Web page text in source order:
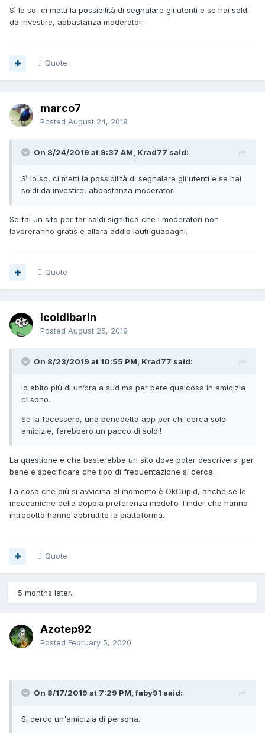
Sì lo so, ci metti la possibilità di segnalare gli utenti e se hai soldi
da investire, abbastanza moderatori
Quote
marco7
Posted August 24, 2019
On 8/24/2019 at 9:37 AM, Krad77 said:
Sì lo so, ci metti la possibilità di segnalare gli utenti e se hai
soldi da investire, abbastanza moderatori
Se fai un sito per far soldi significa che i moderatori non
lavoreranno gratis e allora addio lauti guadagni.
Quote
Icoldibarin
Posted August 25, 2019
On 8/23/2019 at 10:55 PM, Krad77 said:
Io abito più di un’ora a sud ma per bere qualcosa in amicizia
ci sono.
Se la facessero, una benedetta app per chi cerca solo
amicizie, farebbero un pacco di soldi!
La questione è che basterebbe un sito dove poter descriversi per
bene e specificare che tipo di frequentazione si cerca.
La cosa che più si avvicina al momento è OkCupid, anche se le
meccaniche della doppia preferenza modello Tinder che hanno
introdotto hanno abbruttito la piattaforma.
Quote
5 months later...
Azotep92
Posted February 5, 2020
On 8/17/2019 at 7:29 PM, faby91 said:
Si cerco un'amicizia di persona.